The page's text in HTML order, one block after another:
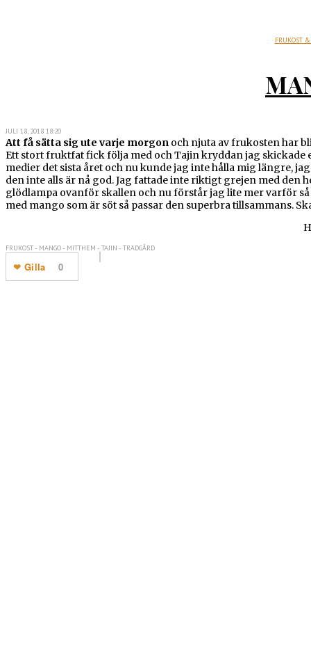
FRUKOST
JULI 18, 2018 18:20
Att få sätta sig ute varje morgon och njuta av frukosten har
Ett stort fruktfat fick följa med och Tajin kryddan jag skickade
medier det sista året och nu kunde jag inte hålla mig längre,
den inte alls är nå god. Jag fattade inte riktigt grejen med den
glödlampa ovanför skallen och nu förstår jag lite mer varför
med mango som är söt så passar den superbra tillsammans.
FRUKOST - MANGO - MITTHEM - TAJIN - TRÄDGÅRD
0
Gilla